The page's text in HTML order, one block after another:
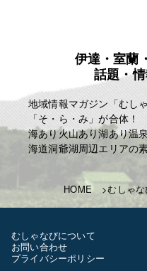
伊達・室蘭
話題・
地域情報マガジン「むし
「そ・ら・み」が合体！
海あり火山あり湖あり温
海道洞爺湖周辺エリアの
HOME むしゃ
むしゃなびについて
お問い合わせ
プライバシーポリシー